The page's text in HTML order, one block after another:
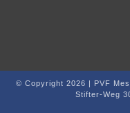
© Copyright 2026 | PVF
Stifter-Weg